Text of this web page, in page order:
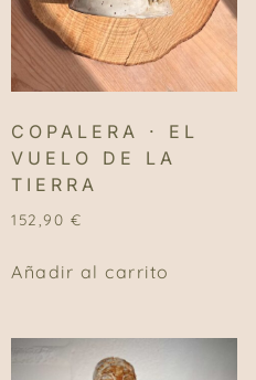
COPALERA · EL
VUELO DE LA
TIERRA
152,90 €
Añadir al carrito